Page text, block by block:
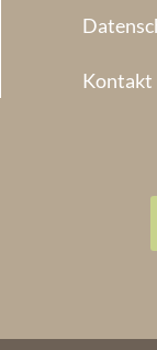
Kontakt